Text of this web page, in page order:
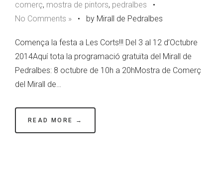
comerç, mostra de pintors, pedralbes •
No Comments » • by Mirall de Pedralbes
Comença la festa a Les Corts!!! Del 3 al 12 d’Octubre
2014Aquí tota la programació gratuïta del Mirall de
Pedralbes: 8 octubre de 10h a 20hMostra de Comerç
del Mirall de…
READ MORE →